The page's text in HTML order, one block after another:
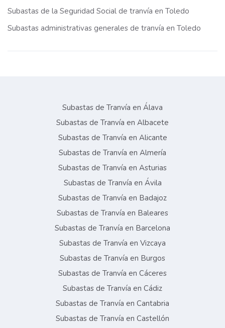
Subastas de la Seguridad Social de tranvía en Toledo
Subastas administrativas generales de tranvía en Toledo
Subastas de Tranvía en Álava
Subastas de Tranvía en Albacete
Subastas de Tranvía en Alicante
Subastas de Tranvía en Almería
Subastas de Tranvía en Asturias
Subastas de Tranvía en Ávila
Subastas de Tranvía en Badajoz
Subastas de Tranvía en Baleares
Subastas de Tranvía en Barcelona
Subastas de Tranvía en Vizcaya
Subastas de Tranvía en Burgos
Subastas de Tranvía en Cáceres
Subastas de Tranvía en Cádiz
Subastas de Tranvía en Cantabria
Subastas de Tranvía en Castellón